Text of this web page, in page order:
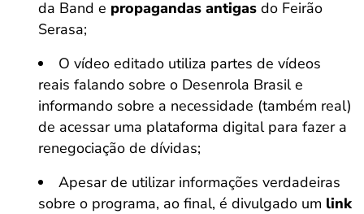
da Band e propagandas antigas do Feirão
Serasa;
O vídeo editado utiliza partes de vídeos
reais falando sobre o Desenrola Brasil e
informando sobre a necessidade (também real)
de acessar uma plataforma digital para fazer a
renegociação de dívidas;
Apesar de utilizar informações verdadeiras
sobre o programa, ao final, é divulgado um link